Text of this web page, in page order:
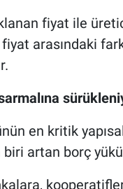
fiyat ile
arasındaki
en kritik
biri artan borç